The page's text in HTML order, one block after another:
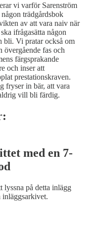
vi varför Sarenström
trädgårdsbok
av att vara naiv när
ifrågasätta någon
bli. Vi pratar också om
fas och
färgsprakande
och inser att
prestationskraven.
fryser in bär, att vara
vill bli färdig.
:
med en 7-
lyssna på detta inlägg
inläggsarkivet.